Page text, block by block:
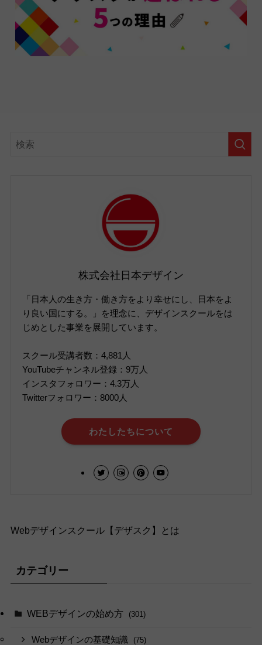
株式会社日本デザイン
「日本人の生き方・働き方をより幸せにし、日本をよ
り良い国にする。」を理念に、デザインスクールをは
じめとした事業を展開しています。
スクール受講者数：4,881人
YouTubeチャンネル登録：9万人
インスタフォロワー：4.3万人
Twitterフォロワー：8000人
わたしたちについて
Webデザインスクール【デザスク】とは
カテゴリー
WEBデザインの始め方 (301)
Webデザインの基礎知識 (75)